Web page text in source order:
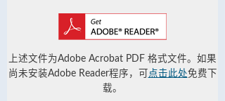
上述文件为Adobe Acrobat PDF 格式文件。如果
尚未安装Adobe Reader程序，可 点击此处免费下
载。